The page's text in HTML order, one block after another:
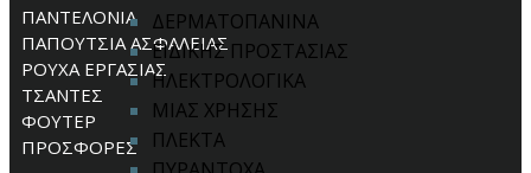
ΔΕΡΜΑΤΟΠΑΝΙΝΑ
ΕΙΔΙΚΗΣ ΠΡΟΣΤΑΣΙΑΣ
ΗΛΕΚΤΡΟΛΟΓΙΚΑ
ΜΙΑΣ ΧΡΗΣΗΣ
ΠΛΕΚΤΑ
ΠΑΝΤΕΛΟΝΙΑ
ΠΑΠΟΥΤΣΙΑ ΑΣΦΑΛΕΙΑΣ
ΡΟΥΧΑ ΕΡΓΑΣΙΑΣ
ΤΣΑΝΤΕΣ
ΦΟΥΤΕΡ
ΠΡΟΣΦΟΡΕΣ